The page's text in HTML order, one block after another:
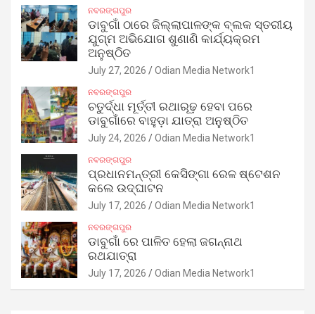
ନବରଙ୍ଗପୁର
ଡାବୁଗାଁ ଠାରେ ଜିଲ୍ଲାପାଳଙ୍କ ବ୍ଲକ ସ୍ତରୀୟ
ଯୁଗ୍ମ ଅଭିଯୋଗ ଶୁଣାଣି କାର୍ଯ୍ୟକ୍ରମ
ଅନୁଷ୍ଠିତ
July 27, 2026 Odian Media Network1
ନବରଙ୍ଗପୁର
ଚତୁର୍ଦ୍ଧା ମୂର୍ତ୍ତୀ ରଥାରୂଢ଼ ହେବା ପରେ
ଡାବୁଗାଁରେ ବାହୁଡ଼ା ଯାତ୍ରା ଅନୁଷ୍ଠିତ
July 24, 2026 Odian Media Network1
ନବରଙ୍ଗପୁର
ପ୍ରଧାନମନ୍ତ୍ରୀ କେସିଙ୍ଗା ରେଳ ଷ୍ଟେଶନ
କଲେ ଉଦ୍‌ଘାଟନ
July 17, 2026 Odian Media Network1
ନବରଙ୍ଗପୁର
ଡାବୁଗାଁ ରେ ପାଳିତ ହେଲା ଜଗନ୍ନାଥ
ରଥଯାତ୍ରା
July 17, 2026 Odian Media Network1